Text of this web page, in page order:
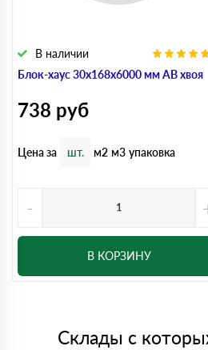
Блок-хаус 30x168x6000 мм АВ хвоя
В наличии
738 руб
Цена за шт. м2 м3 упаковка
-
В КОРЗИНУ
Склады с